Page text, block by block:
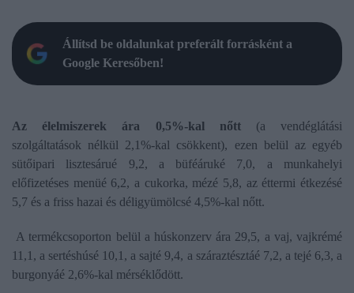
Állítsd be oldalunkat preferált forrásként a
Google Keresőben!
Az élelmiszerek ára 0,5%-kal nőtt(a vendéglátási
szolgáltatások nélkül 2,1%-kal csökkent), ezen belül az egyéb
sütőipari lisztesárué 9,2, a büféáruké 7,0, a munkahelyi
előfizetéses menüé 6,2, a cukorka, mézé 5,8, az éttermi étkezésé
5,7 és a friss hazai és déligyümölcsé 4,5%-kal nőtt.
A termékcsoporton belül a húskonzerv ára 29,5, a vaj, vajkrémé
11,1, a sertéshúsé 10,1, a sajté 9,4, a száraztésztáé 7,2, a tejé 6,3, a
burgonyáé 2,6%-kal mérséklődött.